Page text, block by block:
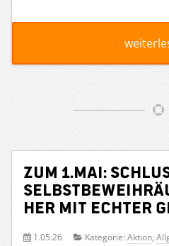
Zum 1.Mai:
her mit echter
1.05.26 Kategorie: Aktion,